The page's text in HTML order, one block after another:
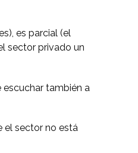
es parcial (el
sector privado un
escuchar también a
el sector no está